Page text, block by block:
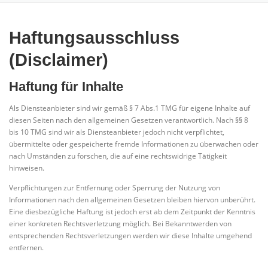
BEHANDLUNGSMATERIAL
Haftungsausschluss
(Disclaimer)
Haftung für Inhalte
Als Diensteanbieter sind wir gemäß § 7 Abs.1 TMG für eigene Inhalte auf
diesen Seiten nach den allgemeinen Gesetzen verantwortlich. Nach §§ 8
bis 10 TMG sind wir als Diensteanbieter jedoch nicht verpflichtet,
übermittelte oder gespeicherte fremde Informationen zu überwachen oder
nach Umständen zu forschen, die auf eine rechtswidrige Tätigkeit
hinweisen.
Verpflichtungen zur Entfernung oder Sperrung der Nutzung von
Informationen nach den allgemeinen Gesetzen bleiben hiervon unberührt.
Eine diesbezügliche Haftung ist jedoch erst ab dem Zeitpunkt der Kenntnis
einer konkreten Rechtsverletzung möglich. Bei Bekanntwerden von
entsprechenden Rechtsverletzungen werden wir diese Inhalte umgehend
entfernen.